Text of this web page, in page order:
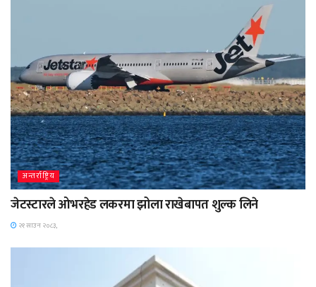
अन्तर्राष्ट्रिय
जेटस्टारले ओभरहेड लकरमा झोला राखेबापत शुल्क लिने
२१ साउन २०८३,